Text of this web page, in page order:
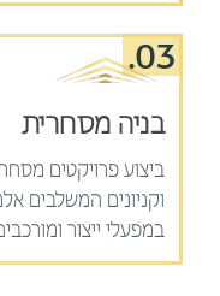
03.
בניה מסחרית
ביצוע פרויקטים
וקניונים המשלבים
במפעלי ייצור